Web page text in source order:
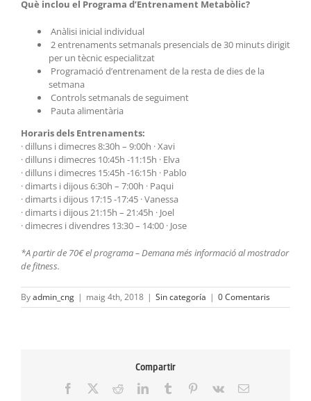
Què inclou el Programa d’Entrenament Metabòlic?
Anàlisi inicial individual
2 entrenaments setmanals presencials de 30 minuts dirigit
per un tècnic especialitzat
Programació d’entrenament de la resta de dies de la
setmana
Controls setmanals de seguiment
Pauta alimentària
Horaris dels Entrenaments:
· dilluns i dimecres 8:30h – 9:00h · Xavi
· dilluns i dimecres 10:45h -11:15h · Elva
· dilluns i dimecres 15:45h -16:15h · Pablo
· dimarts i dijous 6:30h – 7:00h · Paqui
· dimarts i dijous 17:15 -17:45 · Vanessa
· dimarts i dijous 21:15h – 21:45h · Joel
· dimecres i divendres 13:30 – 14:00 · Jose
*A partir de 70€ el programa – Demana més informació al mostrador
de fitness.
Byadmin_cng | maig 4th, 2018 | Sin categoría | 0 Comentaris
Compartir
Facebook RedditLinkedInTumblr Pinterest
Vk Email: